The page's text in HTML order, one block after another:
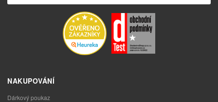
NAKUPOVÁNÍ
Dárkový poukaz